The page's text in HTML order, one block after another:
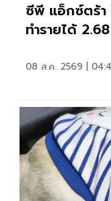
ซีพี แอ็กซ์ตร้า
ทำรายได้
08 ส.ค. 2569 |